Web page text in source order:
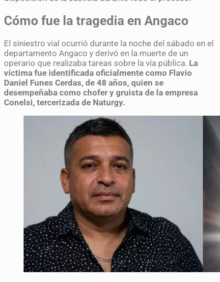
Cómo fue la tragedia en Angaco
El siniestro vial ocurrió durante la noche del sábado en el
departamento Angaco y derivó en la muerte de un
operario que realizaba tareas sobre la vía pública. La
víctima fue identificada oficialmente como Flavio
Daniel Funes Cerdas, de 48 años, quien se
desempeñaba como chofer y gruista de la empresa
Conelsi, tercerizada de Naturgy.